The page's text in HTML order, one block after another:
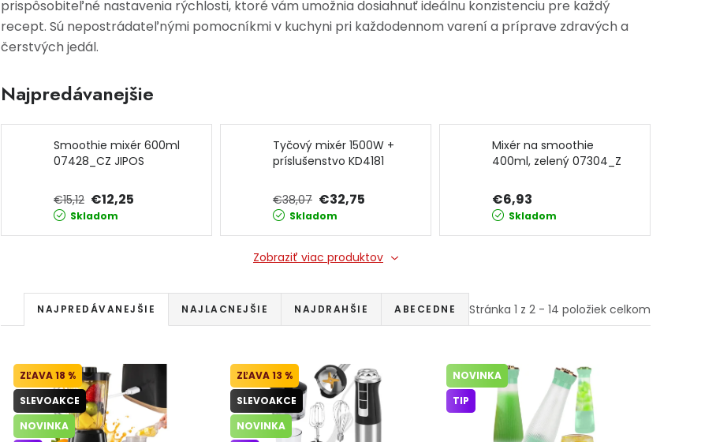
prispôsobiteľné nastavenia rýchlosti, ktoré vám umožnia dosiahnuť ideálnu konzistenciu pre každý
recept. Sú nepostrádateľnými pomocníkmi v kuchyni pri každodennom varení a príprave zdravých a
čerstvých jedál.
Najpredávanejšie
Smoothie mixér 600ml
07428_CZ JIPOS
€15,12 €12,25
Skladom
Tyčový mixér 1500W +
príslušenstvo KD4181
€38,07 €32,75
Skladom
Mixér na smoothie
400ml, zelený 07304_Z
€6,93
Skladom
Zobraziť viac produktov
Stránka 1 z 2 - 14 položiek celkom
Radenie produktov
NAJPREDÁVANEJŠIE NAJLACNEJŠIE NAJDRAHŠIE ABECEDNE
Výpis produktov
18 %
SLEVOAKCE
NOVINKA
13 %
SLEVOAKCE
NOVINKA
NOVINKA
TIP